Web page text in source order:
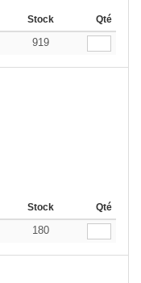
Stock Qté
919
Stock Qté
180